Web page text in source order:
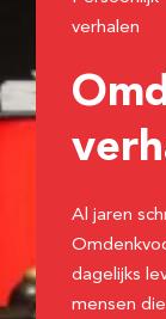
verhalen
Al jaren
dagelijks
mensen